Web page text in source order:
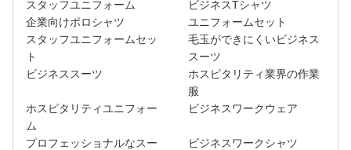
スタッフユニフォーム
ビジネスTシャツ
企業向けポロシャツ
ユニフォームセット
スタッフユニフォームセッ
ト
毛玉ができにくいビジネス
スーツ
ビジネススーツ
ホスピタリティ業界の作業
服
ホスピタリティユニフォー
ム
ビジネスワークウェア
プロフェッショナルなスー
ビジネスワークシャツ